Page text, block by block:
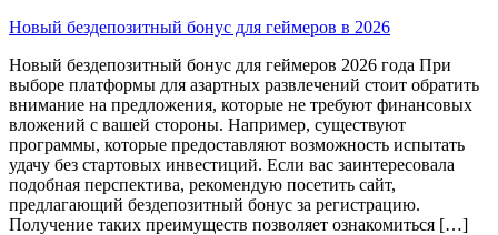
Новый бездепозитный бонус для геймеров в 2026
Новый бездепозитный бонус для геймеров 2026 года При
выборе платформы для азартных развлечений стоит обратить
внимание на предложения, которые не требуют финансовых
вложений с вашей стороны. Например, существуют
программы, которые предоставляют возможность испытать
удачу без стартовых инвестиций. Если вас заинтересовала
подобная перспектива, рекомендую посетить сайт,
предлагающий бездепозитный бонус за регистрацию.
Получение таких преимуществ позволяет ознакомиться […]